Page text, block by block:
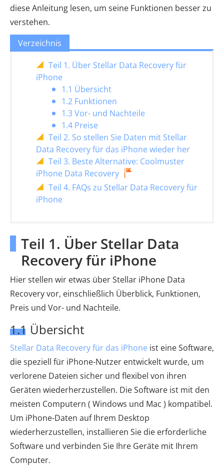
diese Anleitung lesen, um seine Funktionen besser zu
verstehen.
Verzeichnis
Teil 1. Über Stellar Data Recovery für
iPhone
1.1 Übersicht
1.2 Funktionen
1.3 Vor- und Nachteile
1.4 Preise
Teil 2. So stellen Sie Daten mit Stellar
Data Recovery für das iPhone wieder her
Teil 3. Beste Alternative: Coolmuster
iPhone Data Recovery
Teil 4. FAQs zu Stellar Data Recovery für
iPhone
Teil 1. Über Stellar Data
Recovery für iPhone
Hier stellen wir etwas über Stellar iPhone Data
Recovery vor, einschließlich Überblick, Funktionen,
Preis und Vor- und Nachteile.
1.1 Übersicht
Stellar Data Recovery für das iPhone ist eine Software,
die speziell für iPhone-Nutzer entwickelt wurde, um
verlorene Dateien sicher und flexibel von ihren
Geräten wiederherzustellen. Die Software ist mit den
meisten Computern ( Windows und Mac ) kompatibel.
Um iPhone-Daten auf Ihrem Desktop
wiederherzustellen, installieren Sie die erforderliche
Software und verbinden Sie Ihre Geräte mit Ihrem
Computer.